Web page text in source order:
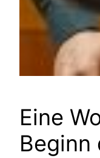
Eine
Beginn